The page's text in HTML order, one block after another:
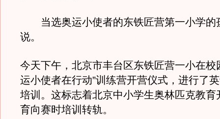
当选奥运小使者的东铁匠营第一小学的
说。
今天下午，北京市丰台区东铁匠营一小在校
运小使者在行动”训练营开营仪式，进行了
培训。这标志着北京中小学生奥林匹克教育
育向赛时培训转轨。